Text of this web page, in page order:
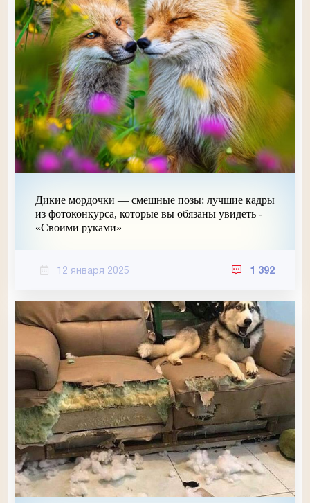
Дикие мордочки — смешные позы: лучшие кадры
из фотоконкурса, которые вы обязаны увидеть -
«Своими руками»
12 января 2025 1 392